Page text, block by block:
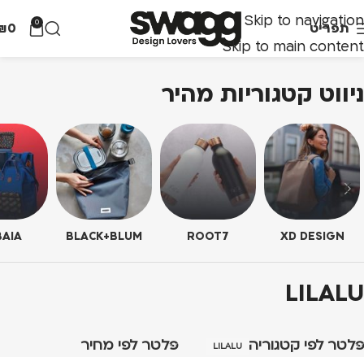
Skip to navigation
Skip to main content
תפריט 0
0
ניווט קטגוריות מהיר
XD DESIGN
ROOT7
BLACK+BLUM
LILALU
פלטר לפי קטגוריה LILALU פלטר לפי מחיר